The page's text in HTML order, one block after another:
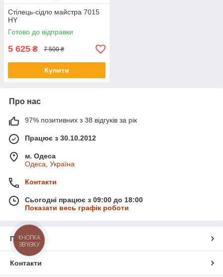
Стілець-сідло майстра 7015
HY
Готово до відправки
5 625 ₴ 7 500 ₴
Купити
Про нас
97% позитивних з 38 відгуків за рік
Працює з 30.10.2012
м. Одеса
Одеса, Україна
Контакти
Сьогодні працює з 09:00 до 18:00
Показати весь графік роботи
Про нас
Контакти
КНОПКА
ЗВ'ЯЗКУ